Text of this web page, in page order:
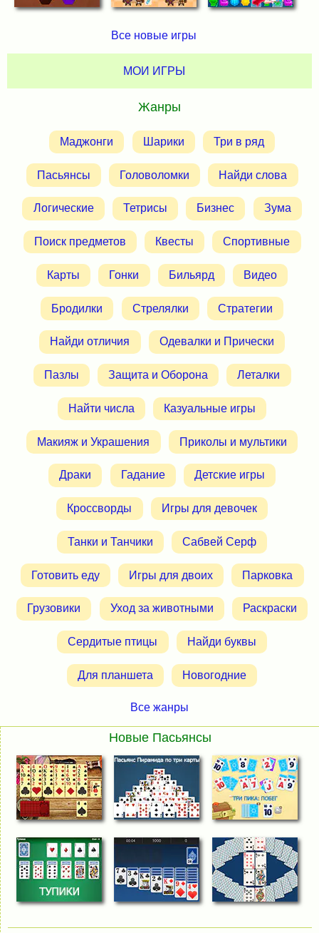
Все новые игры
МОИ ИГРЫ
Жанры
Маджонги Шарики Три в ряд
Пасьянсы Головоломки Найди слова
Логические Тетрисы Бизнес Зума
Поиск предметов Квесты Спортивные
Карты Гонки Бильярд Видео
Бродилки Стрелялки Стратегии
Найди отличия Одевалки и Прически
Пазлы Защита и Оборона Леталки
Найти числа Казуальные игры
Макияж и Украшения Приколы и мультики
Драки Гадание Детские игры
Кроссворды Игры для девочек
Танки и Танчики Сабвей Серф
Готовить еду Игры для двоих Парковка
Грузовики Уход за животными Раскраски
Сердитые птицы Найди буквы
Для планшета Новогодние
Все жанры
Новые Пасьянсы